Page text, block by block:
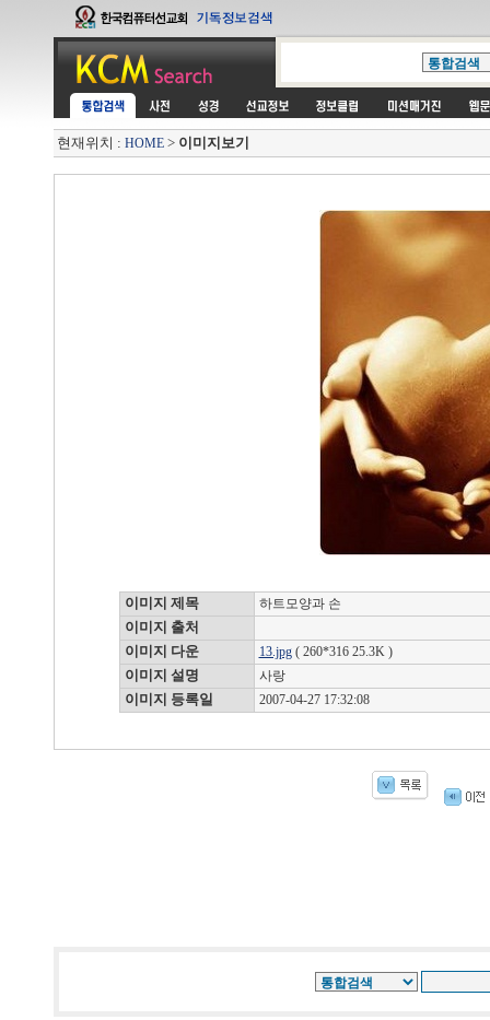
현재위치 : HOME > 이미지보기
이미지 제목 하트모양과 손
이미지 출처
이미지 다운
13.jpg( 260*316 25.3K )
이미지 설명 사랑
이미지 등록일 2007-04-27 17:32:08